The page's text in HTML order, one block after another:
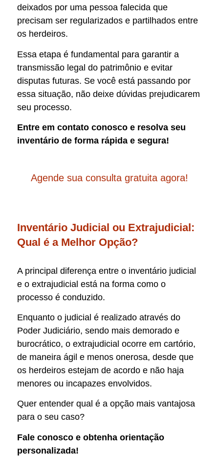
deixados por uma pessoa falecida que
precisam ser regularizados e partilhados entre
os herdeiros.
Essa etapa é fundamental para garantir a
transmissão legal do patrimônio e evitar
disputas futuras. Se você está passando por
essa situação, não deixe dúvidas prejudicarem
seu processo.
Entre em contato conosco e resolva seu
inventário de forma rápida e segura!
Agende sua consulta gratuita agora!
Inventário Judicial ou Extrajudicial:
Qual é a Melhor Opção?
A principal diferença entre o inventário judicial
e o extrajudicial está na forma como o
processo é conduzido.
Enquanto o judicial é realizado através do
Poder Judiciário, sendo mais demorado e
burocrático, o extrajudicial ocorre em cartório,
de maneira ágil e menos onerosa, desde que
os herdeiros estejam de acordo e não haja
menores ou incapazes envolvidos.
Quer entender qual é a opção mais vantajosa
para o seu caso?
Fale conosco e obtenha orientação
personalizada!